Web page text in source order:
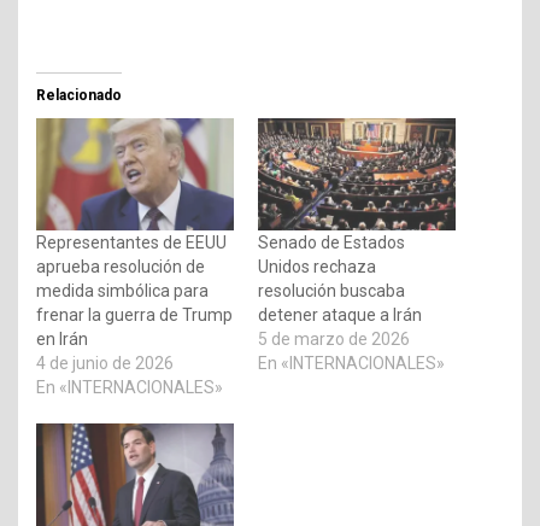
Relacionado
Representantes de EEUU
aprueba resolución de
medida simbólica para
frenar la guerra de Trump
en Irán
4 de junio de 2026
En «INTERNACIONALES»
Senado de Estados
Unidos rechaza
resolución buscaba
detener ataque a Irán
5 de marzo de 2026
En «INTERNACIONALES»